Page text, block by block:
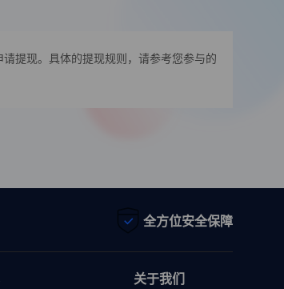
提现。具体的提现规则，请参考您参与的
全方位安全保障
关于我们